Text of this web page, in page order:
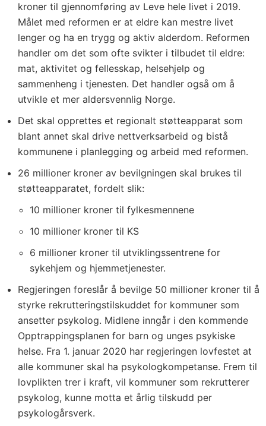
kroner til gjennomføring av Leve hele livet i 2019.
Målet med reformen er at eldre kan mestre livet
lenger og ha en trygg og aktiv alderdom. Reformen
handler om det som ofte svikter i tilbudet til eldre:
mat, aktivitet og fellesskap, helsehjelp og
sammenheng i tjenesten. Det handler også om å
utvikle et mer aldersvennlig Norge.
Det skal opprettes et regionalt støtteapparat som
blant annet skal drive nettverksarbeid og bistå
kommunene i planlegging og arbeid med reformen.
26 millioner kroner av bevilgningen skal brukes til
støtteapparatet, fordelt slik:
10 millioner kroner til fylkesmennene
10 millioner kroner til KS
6 millioner kroner til utviklingssentrene for
sykehjem og hjemmetjenester.
Regjeringen foreslår å bevilge 50 millioner kroner til å
styrke rekrutteringstilskuddet for kommuner som
ansetter psykolog. Midlene inngår i den kommende
Opptrappingsplanen for barn og unges psykiske
helse. Fra 1. januar 2020 har regjeringen lovfestet at
alle kommuner skal ha psykologkompetanse. Frem til
lovplikten trer i kraft, vil kommuner som rekrutterer
psykolog, kunne motta et årlig tilskudd per
psykologårsverk.